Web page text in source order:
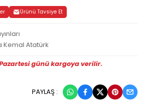
Ürünü Tavsiye Et
Kemal Atatürk
günü kargoya verilir.
PAYLAŞ :